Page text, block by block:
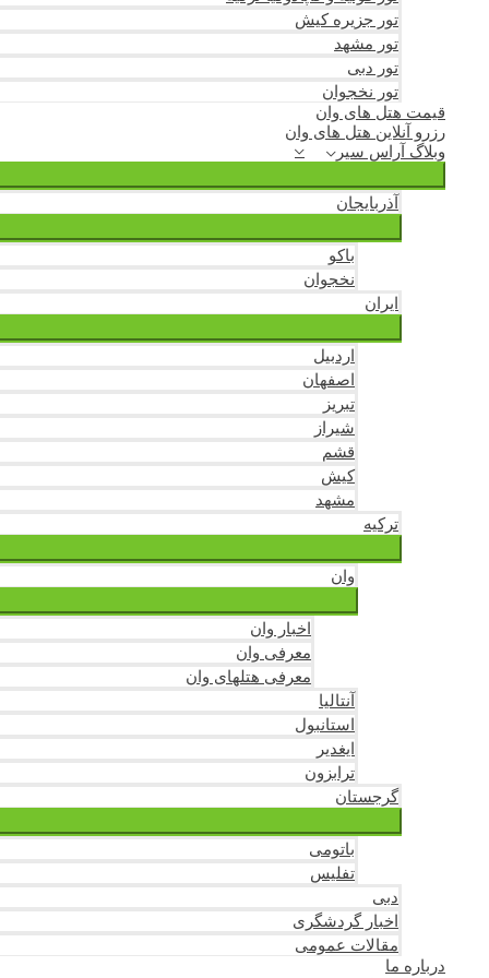
تور جزیره کیش
تور مشهد
تور دبی
تور نخجوان
قیمت هتل های وان
رزرو آنلاین هتل های وان
وبلاگ آراس سیر
آذربایجان
باکو
نخجوان
ایران
اردبیل
اصفهان
تبریز
شیراز
قشم
کیش
مشهد
ترکیه
وان
اخبار وان
معرفی وان
معرفی هتلهای وان
آنتالیا
استانبول
ایغدیر
ترابزون
گرجستان
باتومی
تفلیس
دبی
اخبار گردشگری
مقالات عمومی
درباره ما